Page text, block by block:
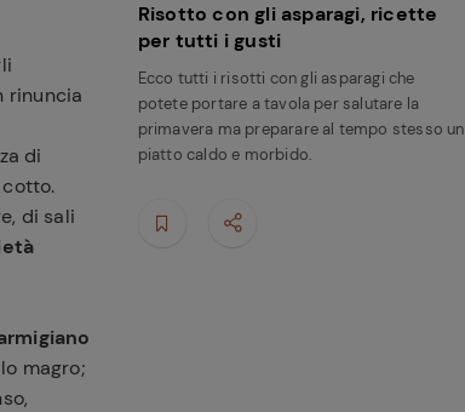
rinuncia
di
di sali
magro;
Risotto con gli asparagi, ricette
per tutti i gusti
Ecco tutti i risotti con gli asparagi che
potete portare a tavola per salutare la
primavera ma preparare al tempo stesso un
piatto caldo e morbido.